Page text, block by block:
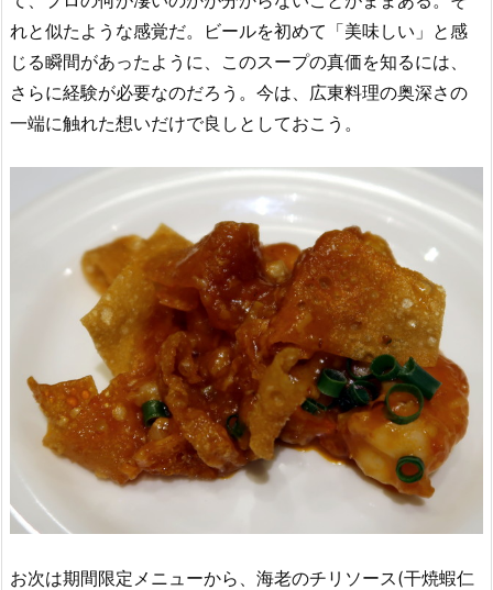
れと似たような感覚だ。ビールを初めて「美味しい」と感
じる瞬間があったように、このスープの真価を知るには、
さらに経験が必要なのだろう。今は、広東料理の奥深さの
一端に触れた想いだけで良しとしておこう。
お次は期間限定メニューから、海老のチリソース(干焼蝦仁